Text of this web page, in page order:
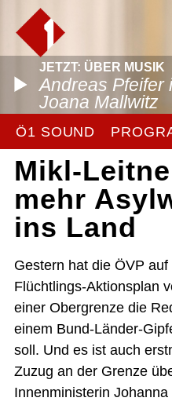
JETZT: ÜBER MUSIK
Andreas Pfeifer
Joana Mallwitz
Ö1 SOUND
Mikl-
mehr
ins Land
Gestern hat die ÖVP
Flüchtlings-Aktionsplan
einer Obergrenze die
einem Bund-Länder-
soll. Und es ist auch
Zuzug an der Grenze
Innenministerin